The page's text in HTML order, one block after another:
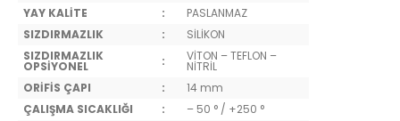
YAY KALİTE
:
PASLANMAZ
SIZDIRMAZLIK
:
SİLİKON
SIZDIRMAZLIK
OPSİYONEL : VİTON – TEFLON –
NİTRİL
ORİFİS ÇAPI
:
14 mm
ÇALIŞMA SICAKLIĞI
:
– 50 ° / +250 °